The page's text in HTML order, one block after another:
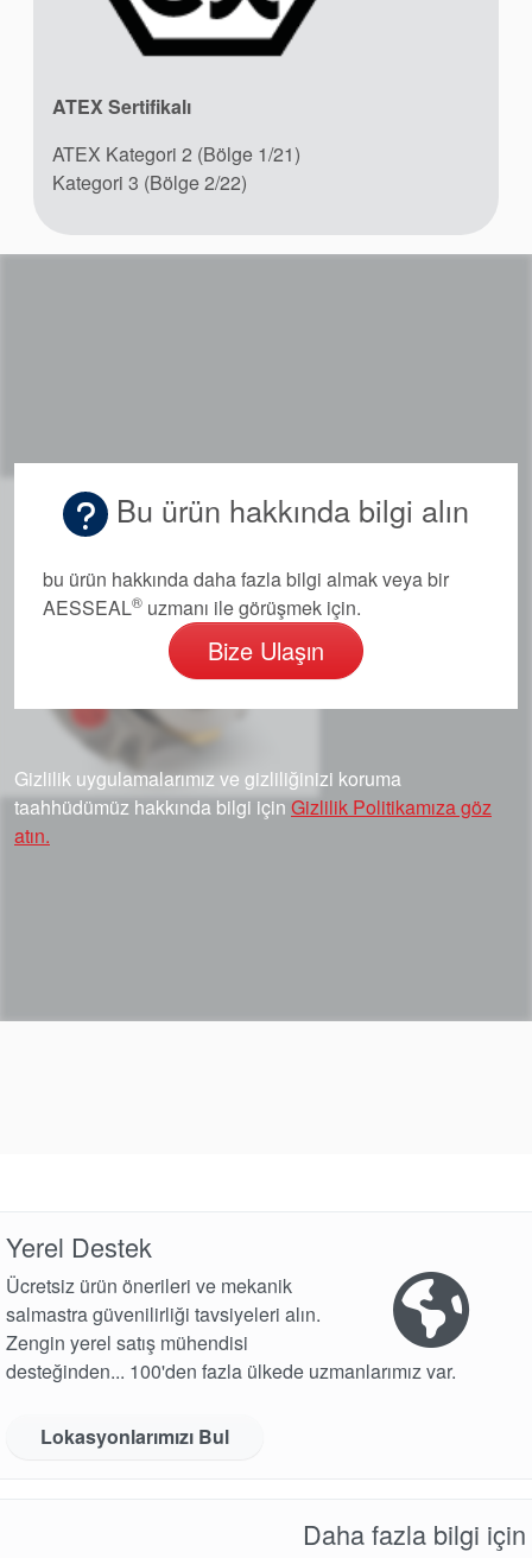
ATEX Sertifikalı
ATEX Kategori 2 (Bölge 1/21)
Kategori 3 (Bölge 2/22)
Bu ürün hakkında bilgi alın
bu ürün hakkında daha fazla bilgi almak veya bir
AESSEAL® uzmanı ile görüşmek için.
Bize Ulaşın
Gizlilik uygulamalarımız ve gizliliğinizi koruma
taahhüdümüz hakkında bilgi için Gizlilik Politikamıza göz
atın.
Yerel Destek
Ücretsiz ürün önerileri ve mekanik
salmastra güvenilirliği tavsiyeleri alın.
Zengin yerel satış mühendisi
desteğinden... 100'den fazla ülkede uzmanlarımız var.
Lokasyonlarımızı Bul
Daha fazla bilgi için